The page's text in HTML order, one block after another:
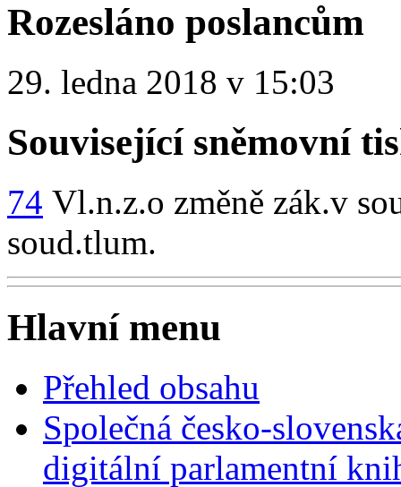
Rozesláno poslancům
29. ledna 2018 v 15:03
Související sněmovní
74 Vl.n.z.o změně zák.v
soud.tlum.
Hlavní menu
Přehled obsahu
Společná česko-
digitální parlamentní